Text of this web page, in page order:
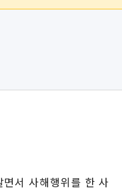
서 사해행위를 한 사